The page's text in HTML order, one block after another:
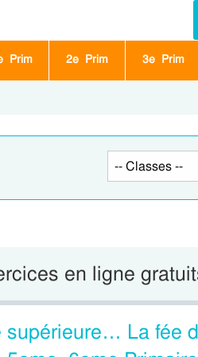
Prim 2e Prim 3e Prim
en ligne
La fée